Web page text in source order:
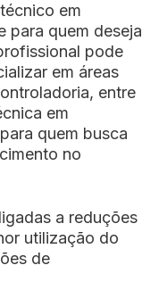
em
para quem deseja
pode
em áreas
entre
em
quem busca
no
a reduções
utilização do
de